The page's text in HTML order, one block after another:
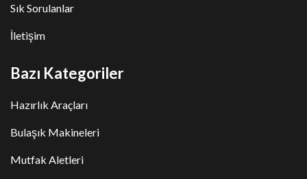
Sık Sorulanlar
İletişim
Bazı Kategoriler
Hazırlık Araçları
Bulaşık Makineleri
Mutfak Aletleri